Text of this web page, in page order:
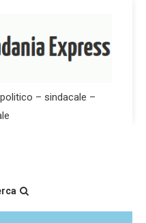
– sindacale –